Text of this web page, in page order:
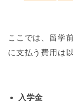
ここでは、留学
に支払う費用は
入学金